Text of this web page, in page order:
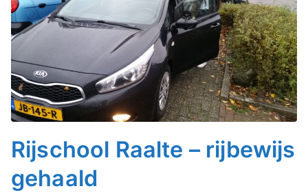
Rijschool Raalte – rijbewijs
gehaald